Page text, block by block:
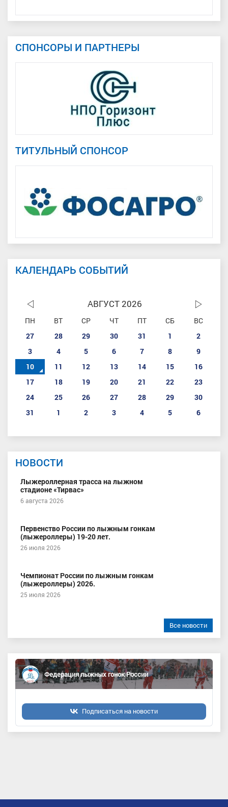
СПОНСОРЫ И ПАРТНЕРЫ
ТИТУЛЬНЫЙ СПОНСОР
КАЛЕНДАРЬ СОБЫТИЙ
АВГУСТ 2026
ПН ВТ СР ЧТ ПТ СБ
ВС
27
28 29 30 31 1
2
3
4 5 6 7 8
9
10
11 12 13 14 15
16
17
18 19 20 21 22
23
24
25 26 27 28 29
30
31
1 2 3 4 5 6
НОВОСТИ
Лыжероллерная трасса на лыжном
стадионе «Тирвас»
6 августа 2026
Первенство России по лыжным гонкам
(лыжероллеры) 19-20 лет.
26 июля 2026
Чемпионат России по лыжным гонкам
(лыжероллеры) 2026.
25 июля 2026
Все новости
Федерация лыжных гонок России
Подписаться на новости